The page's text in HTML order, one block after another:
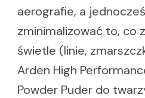
aerografie, a
zminimalizować to, co
świetle (linie,
Arden High
Powder Puder do